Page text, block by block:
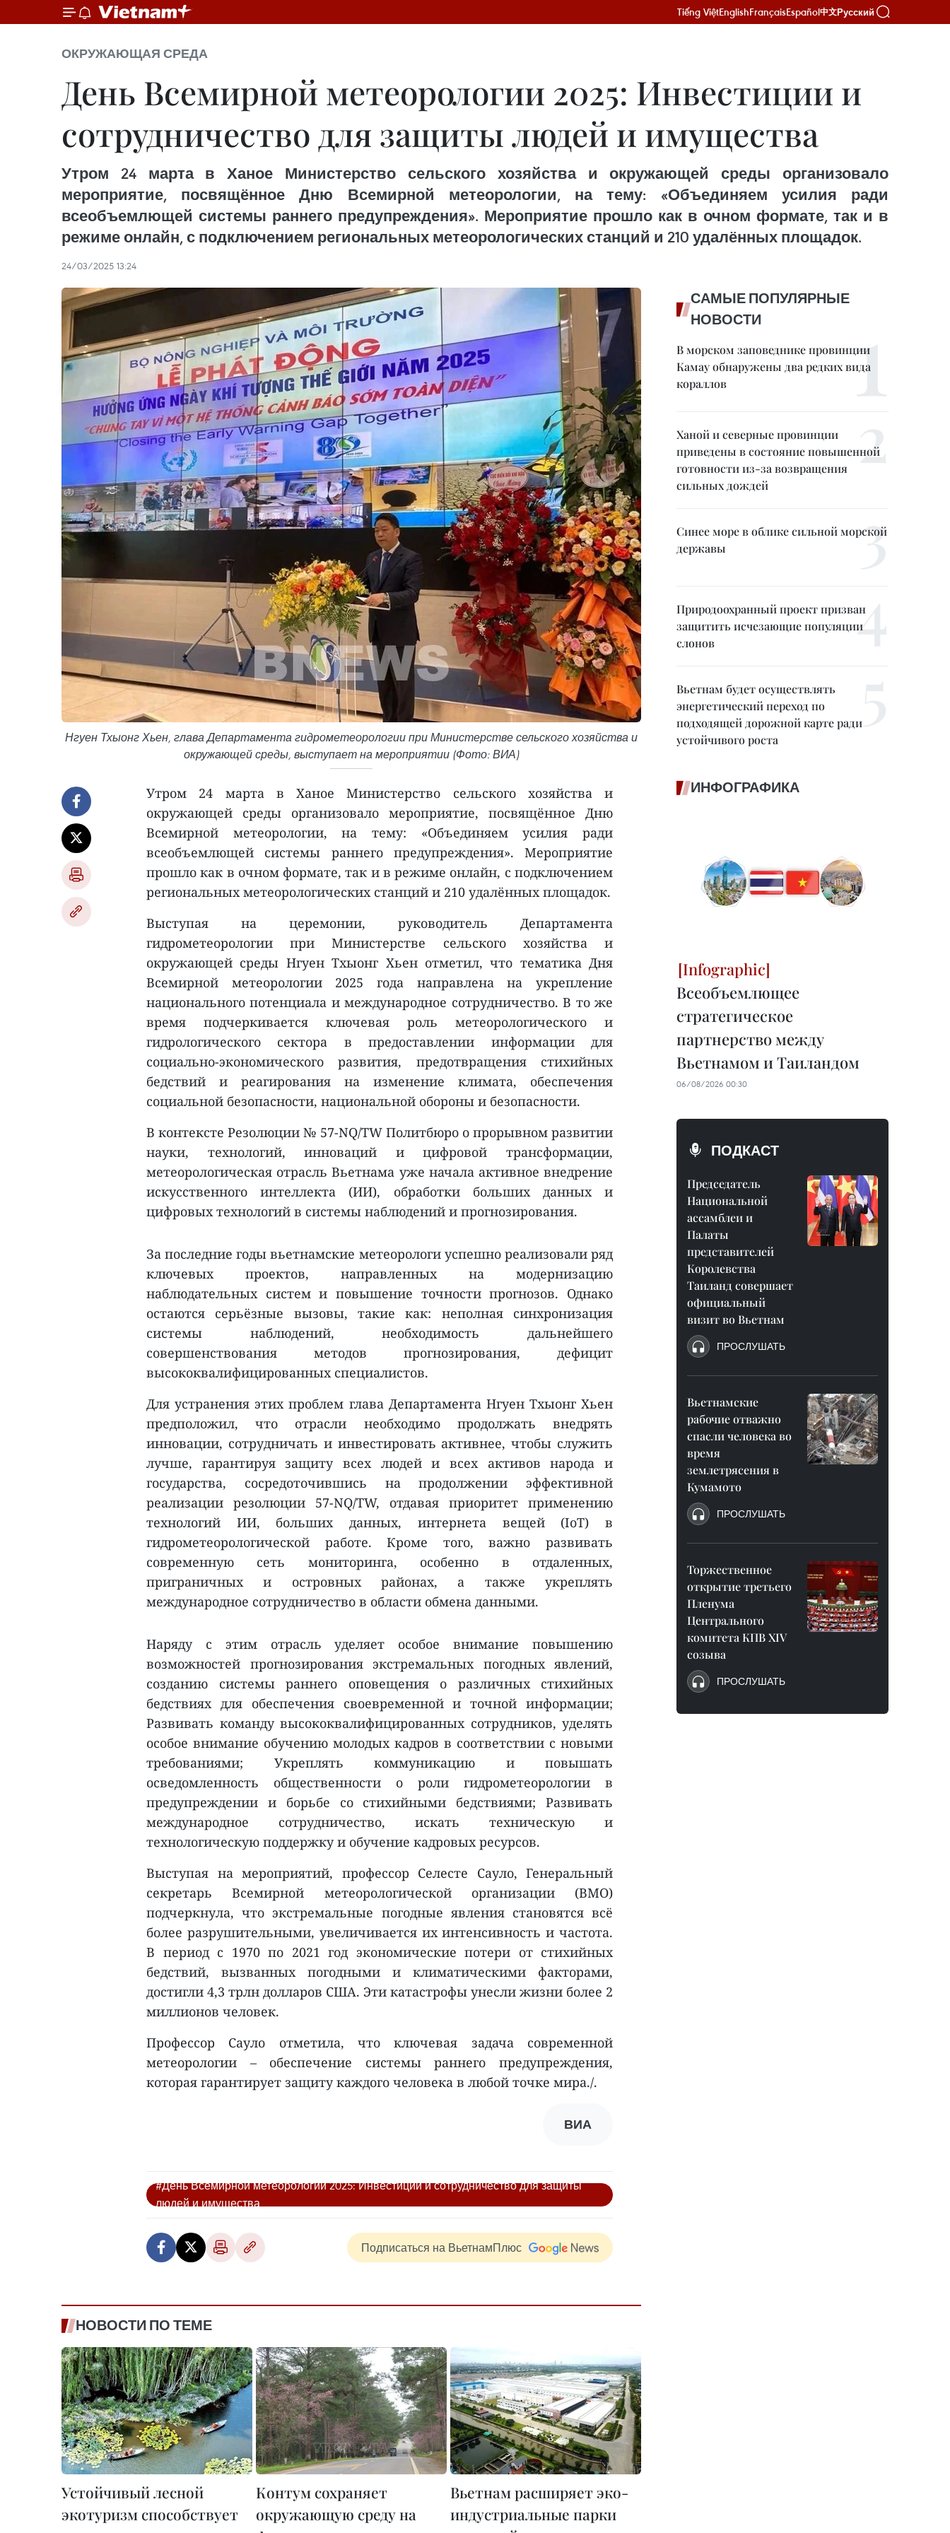
Tiếng ViệtEnglishFrançaisEspañol中文Русский
ОКРУЖАЮЩАЯ СРЕДА
День Всемирной метеорологии 2025: Инвестиции и
сотрудничество для защиты людей и имущества
Утром 24 марта в Ханое Министерство сельского хозяйства и окружающей среды организовало
мероприятие, посвящённое Дню Всемирной метеорологии, на тему: «Объединяем усилия ради
всеобъемлющей системы раннего предупреждения». Мероприятие прошло как в очном формате, так и в
режиме онлайн, с подключением региональных метеорологических станций и 210 удалённых площадок.
24/03/2025 13:24
Нгуен Тхыонг Хьен, глава Департамента гидрометеорологии при Министерстве сельского хозяйства и
окружающей среды, выступает на мероприятии (Фото: ВИА)
Утром 24 марта в Ханое Министерство сельского хозяйства и
окружающей среды организовало мероприятие, посвящённое Дню
Всемирной метеорологии, на тему: «Объединяем усилия ради
всеобъемлющей системы раннего предупреждения». Мероприятие
прошло как в очном формате, так и в режиме онлайн, с подключением
региональных метеорологических станций и 210 удалённых площадок.
Выступая на церемонии, руководитель Департамента
гидрометеорологии при Министерстве сельского хозяйства и
окружающей среды Нгуен Тхыонг Хьен отметил, что тематика Дня
Всемирной метеорологии 2025 года направлена на укрепление
национального потенциала и международное сотрудничество. В то же
время подчеркивается ключевая роль метеорологического и
гидрологического сектора в предоставлении информации для
социально-экономического развития, предотвращения стихийных
бедствий и реагирования на изменение климата, обеспечения
социальной безопасности, национальной обороны и безопасности.
В контексте Резолюции № 57-NQ/TW Политбюро о прорывном развитии
науки, технологий, инноваций и цифровой трансформации,
метеорологическая отрасль Вьетнама уже начала активное внедрение
искусственного интеллекта (ИИ), обработки больших данных и
цифровых технологий в системы наблюдений и прогнозирования.
За последние годы вьетнамские метеорологи успешно реализовали ряд
ключевых проектов, направленных на модернизацию
наблюдательных систем и повышение точности прогнозов. Однако
остаются серьёзные вызовы, такие как: неполная синхронизация
системы наблюдений, необходимость дальнейшего
совершенствования методов прогнозирования, дефицит
высококвалифицированных специалистов.
Для устранения этих проблем глава Департамента Нгуен Тхыонг Хьен
предположил, что отрасли необходимо продолжать внедрять
инновации, сотрудничать и инвестировать активнее, чтобы служить
лучше, гарантируя защиту всех людей и всех активов народа и
государства, сосредоточившись на продолжении эффективной
реализации резолюции 57-NQ/TW, отдавая приоритет применению
технологий ИИ, больших данных, интернета вещей (IoT) в
гидрометеорологической работе. Кроме того, важно развивать
современную сеть мониторинга, особенно в отдаленных,
приграничных и островных районах, а также укреплять
международное сотрудничество в области обмена данными.
Наряду с этим отрасль уделяет особое внимание повышению
возможностей прогнозирования экстремальных погодных явлений,
созданию системы раннего оповещения о различных стихийных
бедствиях для обеспечения своевременной и точной информации;
Развивать команду высококвалифицированных сотрудников, уделять
особое внимание обучению молодых кадров в соответствии с новыми
требованиями; Укреплять коммуникацию и повышать
осведомленность общественности о роли гидрометеорологии в
предупреждении и борьбе со стихийными бедствиями; Развивать
международное сотрудничество, искать техническую и
технологическую поддержку и обучение кадровых ресурсов.
Выступая на мероприятий, профессор Селесте Сауло, Генеральный
секретарь Всемирной метеорологической организации (ВМО)
подчеркнула, что экстремальные погодные явления становятся всё
более разрушительными, увеличивается их интенсивность и частота.
В период с 1970 по 2021 год экономические потери от стихийных
бедствий, вызванных погодными и климатическими факторами,
достигли 4,3 трлн долларов США. Эти катастрофы унесли жизни более 2
миллионов человек.
Профессор Сауло отметила, что ключевая задача современной
метеорологии – обеспечение системы раннего предупреждения,
которая гарантирует защиту каждого человека в любой точке мира./.
ВИА
#День Всемирной метеорологии 2025: Инвестиции и сотрудничество для защиты
людей и имущества
Подписаться на ВьетнамПлюс
НОВОСТИ ПО ТЕМЕ
Устойчивый лесной
экотуризм способствует
Контум сохраняет
окружающую среду на
Вьетнам расширяет эко-
индустриальные парки
САМЫЕ ПОПУЛЯРНЫЕ
НОВОСТИ
В морском заповеднике провинции
Камау обнаружены два редких вида
кораллов
Ханой и северные провинции
приведены в состояние повышенной
готовности из-за возвращения
сильных дождей
Синее море в облике сильной морской
державы
Природоохранный проект призван
защитить исчезающие популяции
слонов
Вьетнам будет осуществлять
энергетический переход по
подходящей дорожной карте ради
устойчивого роста
ИНФОГРАФИКА
Всеобъемлющее
стратегическое
партнерство между
Вьетнамом и Таиландом
06/08/2026 00:30
ПОДКАСТ
Председатель
Национальной
ассамблеи и
Палаты
представителей
Королевства
Таиланд совершает
официальный
визит во Вьетнам
ПРОСЛУШАТЬ
Вьетнамские
рабочие отважно
спасли человека во
время
землетрясения в
Кумамото
ПРОСЛУШАТЬ
Торжественное
открытие третьего
Пленума
Центрального
комитета КПВ XIV
созыва
ПРОСЛУШАТЬ